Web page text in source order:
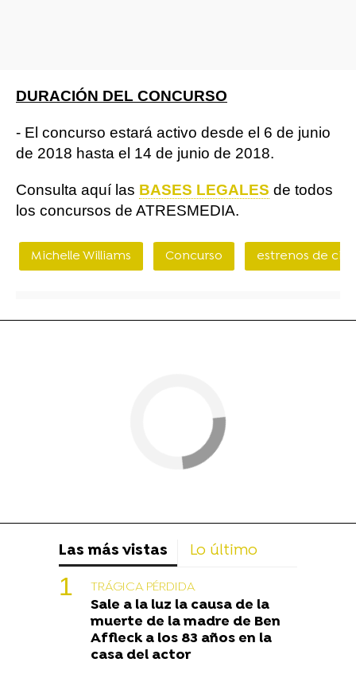
DURACIÓN DEL CONCURSO
- El concurso estará activo desde el 6 de junio
de 2018 hasta el 14 de junio de 2018.
Consulta aquí las BASES LEGALES de todos
los concursos de ATRESMEDIA.​
Michelle Williams Concurso estrenos de
Las más vistas Lo último
TRÁGICA PÉRDIDA
Sale a la luz la causa de la
muerte de la madre de Ben
Affleck a los 83 años en la
casa del actor